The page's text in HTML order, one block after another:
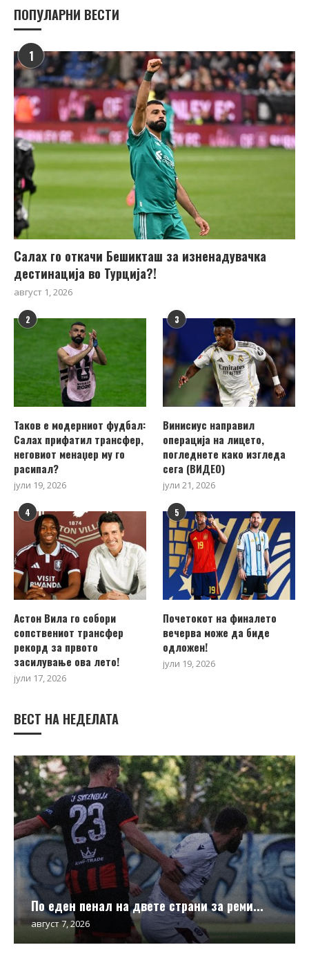
ПОПУЛАРНИ ВЕСТИ
1
Салах го откачи Бешикташ за изненадувачка
дестинација во Турција?!
август 1, 2026
2
Таков е модерниот фудбал:
Салах прифатил трансфер,
неговиот менаџер му го
расипал?
јули 19, 2026
3
Винисиус направил
операција на лицето,
погледнете како изгледа
сега (ВИДЕО)
јули 21, 2026
4
Астон Вила го собори
сопствениот трансфер
рекорд за првото
засилување ова лето!
јули 17, 2026
5
Почетокот на финалето
вечерва може да биде
одложен!
јули 19, 2026
ВЕСТ НА НЕДЕЛАТА
По еден пенал на двете страни за реми...
август 7, 2026